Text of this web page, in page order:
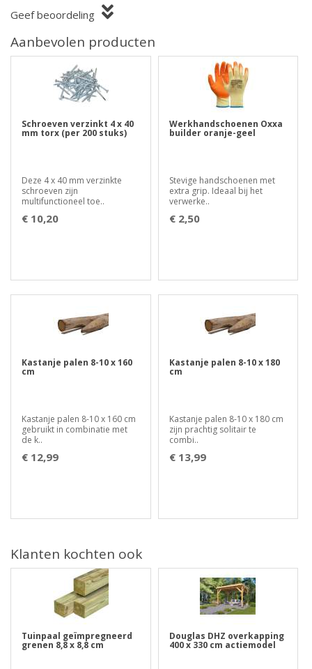
Geef beoordeling
Aanbevolen producten
Schroeven verzinkt 4 x 40
mm torx (per 200 stuks)
Deze 4 x 40 mm verzinkte
schroeven zijn
multifunctioneel toe..
€ 10,20
Werkhandschoenen Oxxa
builder oranje-geel
Stevige handschoenen met
extra grip. Ideaal bij het
verwerke..
€ 2,50
Kastanje palen 8-10 x 160
cm
Kastanje palen 8-10 x 160 cm
gebruikt in combinatie met
de k..
€ 12,99
Kastanje palen 8-10 x 180
cm
Kastanje palen 8-10 x 180 cm
zijn prachtig solitair te
combi..
€ 13,99
Klanten kochten ook
Tuinpaal geïmpregneerd
grenen 8,8 x 8,8 cm
Douglas DHZ overkapping
400 x 330 cm actiemodel